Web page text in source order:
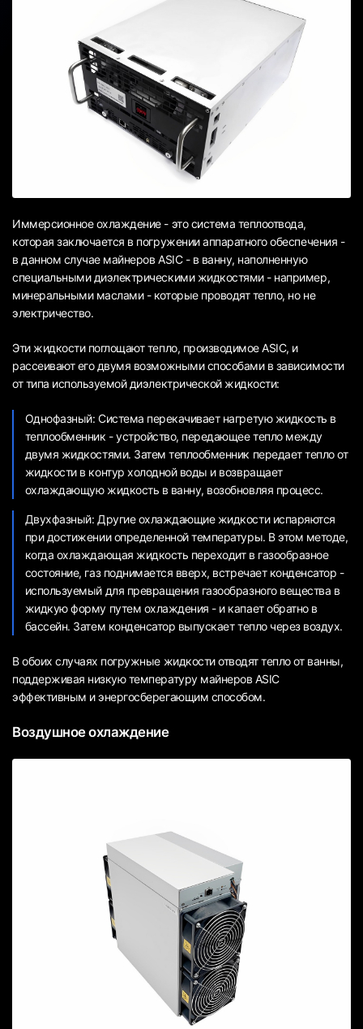
Иммерсионное охлаждение - это система теплоотвода,
которая заключается в погружении аппаратного обеспечения -
в данном случае майнеров ASIC - в ванну, наполненную
специальными диэлектрическими жидкостями - например,
минеральными маслами - которые проводят тепло, но не
электричество.
Эти жидкости поглощают тепло, производимое ASIC, и
рассеивают его двумя возможными способами в зависимости
от типа используемой диэлектрической жидкости:
Однофазный: Система перекачивает нагретую жидкость в
теплообменник - устройство, передающее тепло между
двумя жидкостями. Затем теплообменник передает тепло от
жидкости в контур холодной воды и возвращает
охлаждающую жидкость в ванну, возобновляя процесс.
Двухфазный: Другие охлаждающие жидкости испаряются
при достижении определенной температуры. В этом методе,
когда охлаждающая жидкость переходит в газообразное
состояние, газ поднимается вверх, встречает конденсатор -
используемый для превращения газообразного вещества в
жидкую форму путем охлаждения - и капает обратно в
бассейн. Затем конденсатор выпускает тепло через воздух.
В обоих случаях погружные жидкости отводят тепло от ванны,
поддерживая низкую температуру майнеров ASIC
эффективным и энергосберегающим способом.
Воздушное охлаждение